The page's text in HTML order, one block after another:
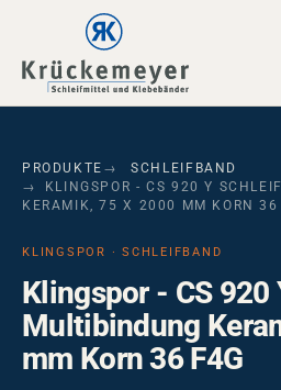
Skip to main navigation
Skip to main content
Skip to page footer
PRODUKTE
SCHLEIFBAND
KLINGSPOR - CS 920 Y
KERAMIK, 75 X 2000 MM KORN 36
KLINGSPOR · SCHLEIFBAND
Klingspor - CS 920
Multibindung
mm Korn 36 F4G